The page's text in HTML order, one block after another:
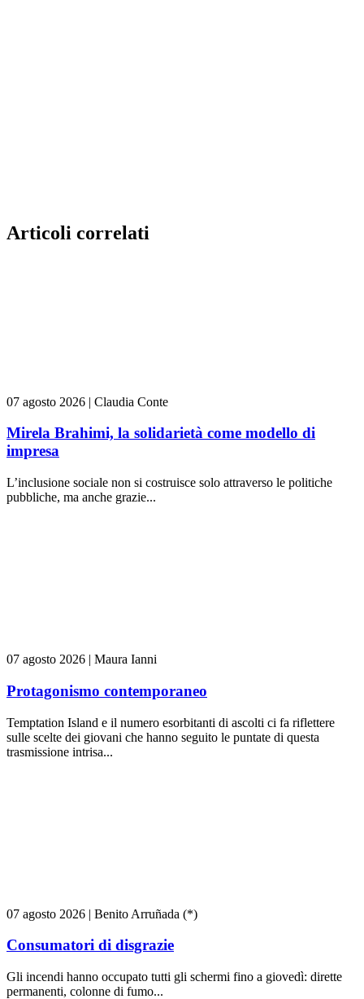
Articoli correlati
07 agosto 2026 | Claudia Conte
Mirela Brahimi, la solidarietà come modello di
impresa
L’inclusione sociale non si costruisce solo attraverso le politiche
pubbliche, ma anche grazie...
07 agosto 2026 | Maura Ianni
Protagonismo contemporaneo
Temptation Island e il numero esorbitanti di ascolti ci fa riflettere
sulle scelte dei giovani che hanno seguito le puntate di questa
trasmissione intrisa...
07 agosto 2026 | Benito Arruñada (*)
Consumatori di disgrazie
Gli incendi hanno occupato tutti gli schermi fino a giovedì: dirette
permanenti, colonne di fumo...